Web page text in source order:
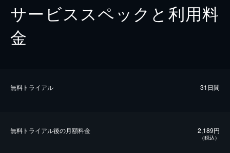
サービススペックと利用料
金
無料トライアル 31日間
無料トライアル後の⽉額料金 2,189円
（税込）